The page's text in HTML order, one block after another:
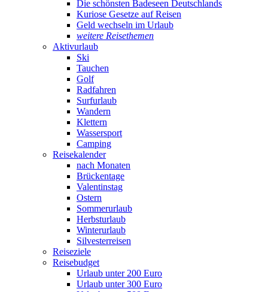
Die schönsten Badeseen Deutschlands
Kuriose Gesetze auf Reisen
Geld wechseln im Urlaub
weitere Reisethemen
Aktivurlaub
Ski
Tauchen
Golf
Radfahren
Surfurlaub
Wandern
Klettern
Wassersport
Camping
Reisekalender
nach Monaten
Brückentage
Valentinstag
Ostern
Sommerurlaub
Herbsturlaub
Winterurlaub
Silvesterreisen
Reiseziele
Reisebudget
Urlaub unter 200 Euro
Urlaub unter 300 Euro